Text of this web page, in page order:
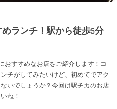
ランチ！駅から徒歩5分
おすすめなお店をご紹介します！コ
チがしてみたいけど、初めてでアク
いでしょうか？今回は駅チカのお店
ね！